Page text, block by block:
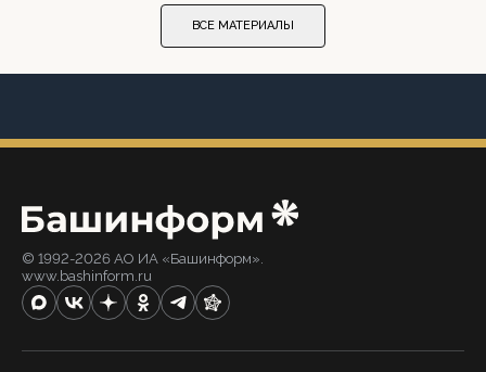
ВСЕ МАТЕРИАЛЫ
© 1992-2026 АО ИА «Башинформ».
www.bashinform.ru